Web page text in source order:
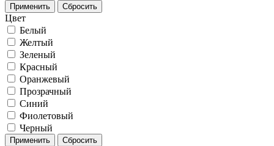
Применить Сбросить
Цвет
Белый
Желтый
Зеленый
Красный
Оранжевый
Прозрачный
Синий
Фиолетовый
Черный
Применить Сбросить